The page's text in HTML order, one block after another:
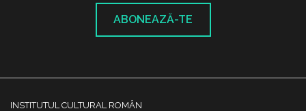
ABONEAZĂ-TE
INSTITUTUL CULTURAL ROMÂN